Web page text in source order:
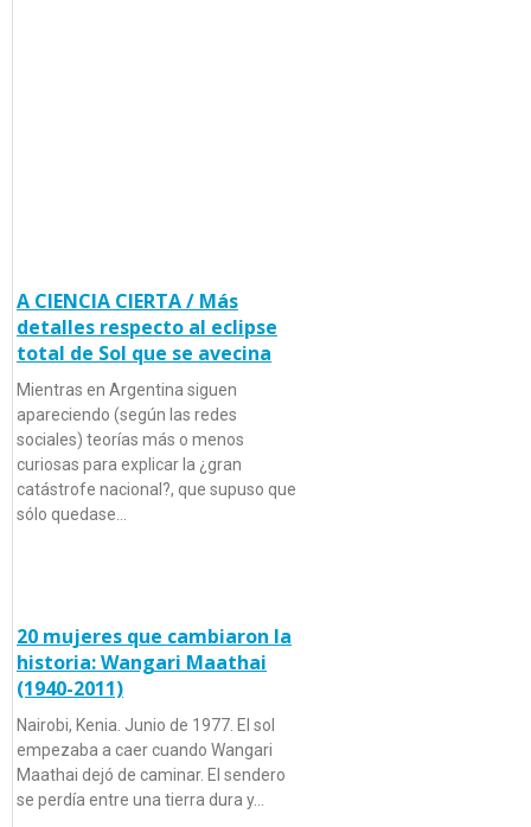
A CIENCIA CIERTA / Más
detalles respecto al eclipse
total de Sol que se avecina
Mientras en Argentina siguen
apareciendo (según las redes
sociales) teorías más o menos
curiosas para explicar la ¿gran
catástrofe nacional?, que supuso que
sólo quedase…
20 mujeres que cambiaron la
historia: Wangari Maathai
(1940-2011)
Nairobi, Kenia. Junio de 1977. El sol
empezaba a caer cuando Wangari
Maathai dejó de caminar. El sendero
se perdía entre una tierra dura y…